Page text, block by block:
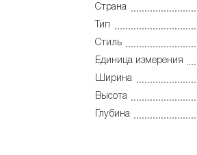
Страна
Тип
Стиль
Единица измерения
Ширина
Высота
Глубина